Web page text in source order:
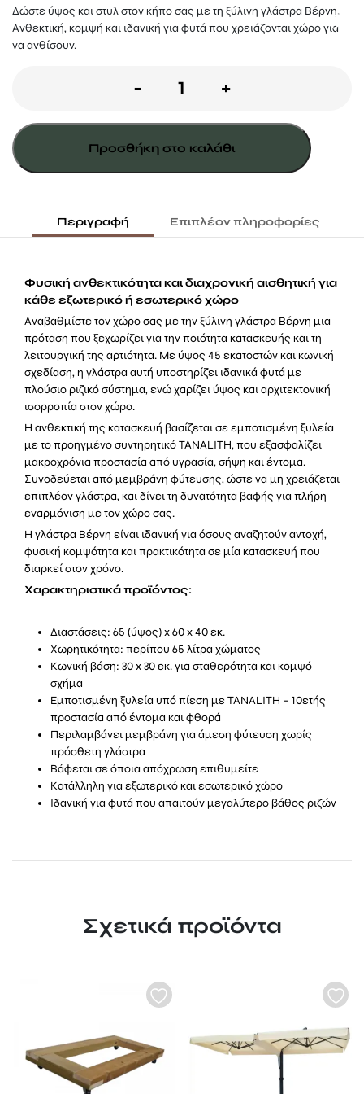
Δώστε ύψος και στυλ στον κήπο σας με τη ξύλινη γλάστρα Βέρνη.
Ανθεκτική, κομψή και ιδανική για φυτά που χρειάζονται χώρο για
να ανθίσουν.
-
Ξύλινη
Βέρνη
65εκ.
ποσότητα
+
Προσθήκη στο καλάθι
Περιγραφή Επιπλέον πληροφορίες
Φυσική ανθεκτικότητα και διαχρονική αισθητική για
κάθε εξωτερικό ή εσωτερικό χώρο
Αναβαθμίστε τον χώρο σας με την ξύλινη γλάστρα Βέρνη μια
πρόταση που ξεχωρίζει για την ποιότητα κατασκευής και τη
λειτουργική της αρτιότητα. Με ύψος 45 εκατοστών και κωνική
σχεδίαση, η γλάστρα αυτή υποστηρίζει ιδανικά φυτά με
πλούσιο ριζικό σύστημα, ενώ χαρίζει ύψος και αρχιτεκτονική
ισορροπία στον χώρο.
Η ανθεκτική της κατασκευή βασίζεται σε εμποτισμένη ξυλεία
με το προηγμένο συντηρητικό TANALITH, που εξασφαλίζει
μακροχρόνια προστασία από υγρασία, σήψη και έντομα.
Συνοδεύεται από μεμβράνη φύτευσης, ώστε να μη χρειάζεται
επιπλέον γλάστρα, και δίνει τη δυνατότητα βαφής για πλήρη
εναρμόνιση με τον χώρο σας.
Η γλάστρα Βέρνη είναι ιδανική για όσους αναζητούν αντοχή,
φυσική κομψότητα και πρακτικότητα σε μία κατασκευή που
διαρκεί στον χρόνο.
Χαρακτηριστικά προϊόντος:
Διαστάσεις: 65 (ύψος) x 60 x 40 εκ.
Χωρητικότητα: περίπου 65 λίτρα χώματος
Κωνική βάση: 30 x 30 εκ. για σταθερότητα και κομψό
σχήμα
Εμποτισμένη ξυλεία υπό πίεση με TANALITH – 10ετής
προστασία από έντομα και φθορά
Περιλαμβάνει μεμβράνη για άμεση φύτευση χωρίς
πρόσθετη γλάστρα
Βάφεται σε όποια απόχρωση επιθυμείτε
Κατάλληλη για εξωτερικό και εσωτερικό χώρο
Ιδανική για φυτά που απαιτούν μεγαλύτερο βάθος ριζών
Σχετικά προϊόντα